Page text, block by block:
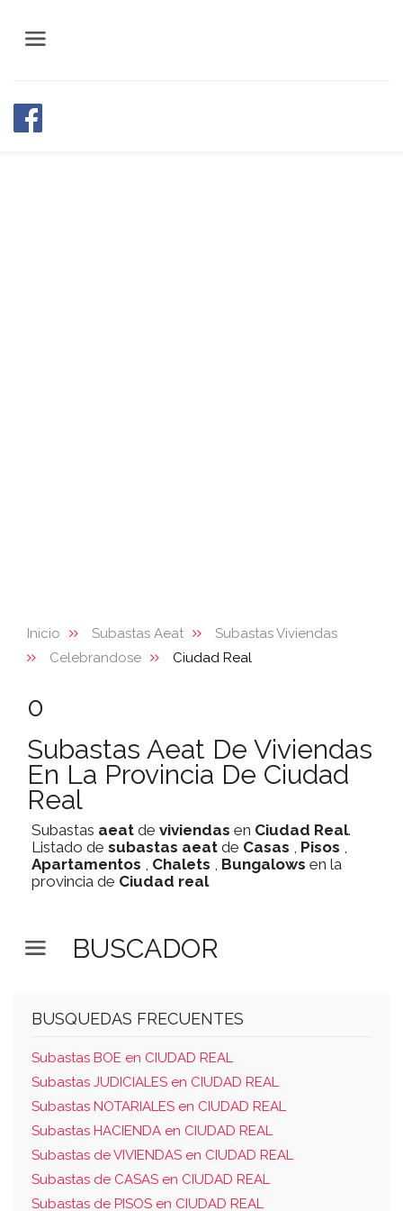
Inicio Subastas Aeat
Subastas Viviendas
Celebrandose
Ciudad Real
0
Subastas Aeat De Viviendas
En La Provincia De Ciudad
Real
Subastas aeat de viviendas en Ciudad Real.
Listado de subastas aeat de Casas , Pisos ,
Apartamentos , Chalets , Bungalows en la
provincia de Ciudad real
BUSCADOR
BUSQUEDAS FRECUENTES
Subastas BOE en CIUDAD REAL
Subastas JUDICIALES en CIUDAD REAL
Subastas NOTARIALES en CIUDAD REAL
Subastas HACIENDA en CIUDAD REAL
Subastas de VIVIENDAS en CIUDAD REAL
Subastas de CASAS en CIUDAD REAL
Subastas de PISOS en CIUDAD REAL